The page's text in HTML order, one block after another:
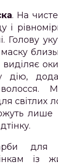
. На
і
Голову
дію,
світлих
лише
для
із